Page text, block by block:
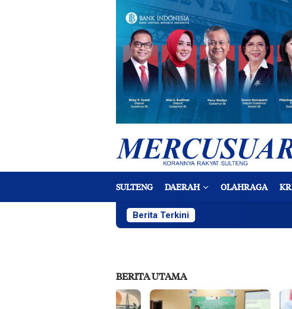
SULTENG DAERAH OLAHRAGA
Berita Terkini
BERITA UTAMA